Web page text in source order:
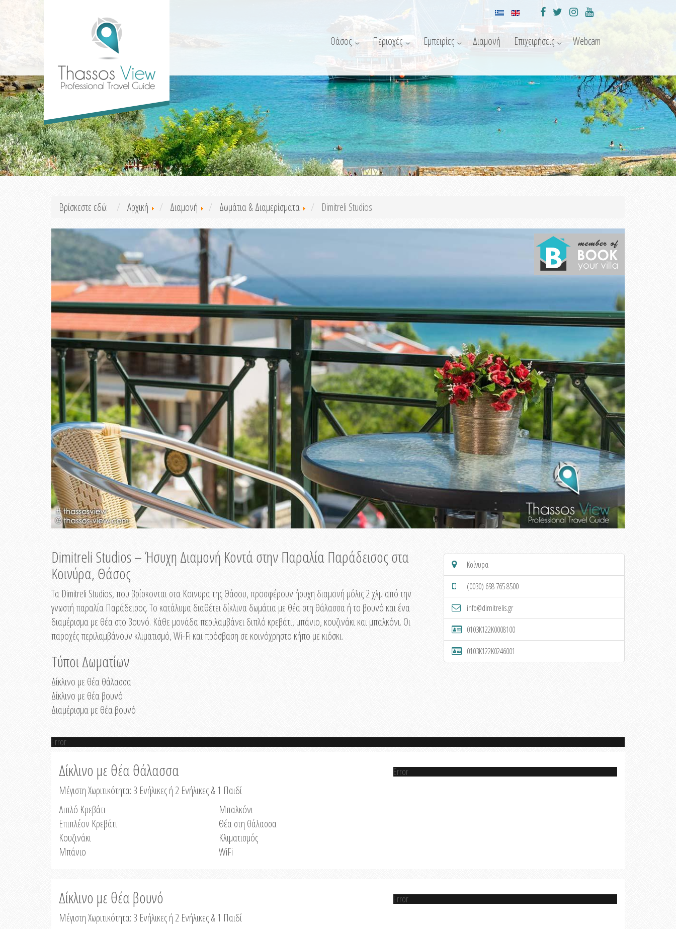
Θάσος Περιοχές Εμπειρίες Διαμονή Επιχειρήσεις Webcam
Βρίσκεστε εδώ: Αρχική Διαμονή Δωμάτια & Διαμερίσματα Dimitreli Studios
Dimitreli Studios – Ήσυχη Διαμονή Κοντά στην Παραλία Παράδεισος στα
Κοινύρα, Θάσος
Τα Dimitreli Studios, που βρίσκονται στα Κοινυρα της Θάσου, προσφέρουν ήσυχη διαμονή μόλις 2 χλμ από την
γνωστή παραλία Παράδεισος. Το κατάλυμα διαθέτει δίκλινα δωμάτια με θέα στη θάλασσα ή το βουνό και ένα
διαμέρισμα με θέα στο βουνό. Κάθε μονάδα περιλαμβάνει διπλό κρεβάτι, μπάνιο, κουζινάκι και μπαλκόνι. Οι
παροχές περιλαμβάνουν κλιματισμό, Wi-Fi και πρόσβαση σε κοινόχρηστο κήπο με κιόσκι.
Τύποι Δωματίων
Δίκλινο με θέα θάλασσα
Δίκλινο με θέα βουνό
Διαμέρισμα με θέα βουνό
Κοίνυρα
(0030) 698 765 8500
info@dimitrelis.gr
0103K122K0008100
0103K122K0246001
Error
Δίκλινο με θέα θάλασσα
Μέγιστη Χωριτικότητα: 3 Ενήλικες ή 2 Ενήλικες & 1 Παιδί
Διπλό Κρεβάτι
Επιπλέον Κρεβάτι
Κουζινάκι
Μπάνιο
Μπαλκόνι
Θέα στη θάλασσα
Κλιματισμός
WiFi
Error
Δίκλινο με θέα βουνό
Μέγιστη Χωριτικότητα: 3 Ενήλικες ή 2 Ενήλικες & 1 Παιδί
Error